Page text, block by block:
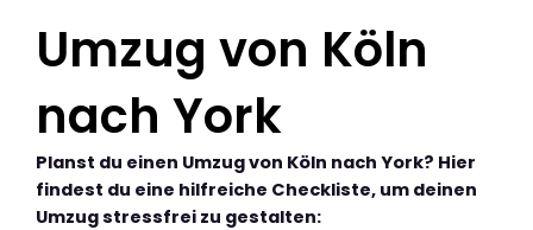
Umzug von Köln
nach York
Planst du einen Umzug von Köln nach York? Hier
findest du eine hilfreiche Checkliste, um deinen
Umzug stressfrei zu gestalten: